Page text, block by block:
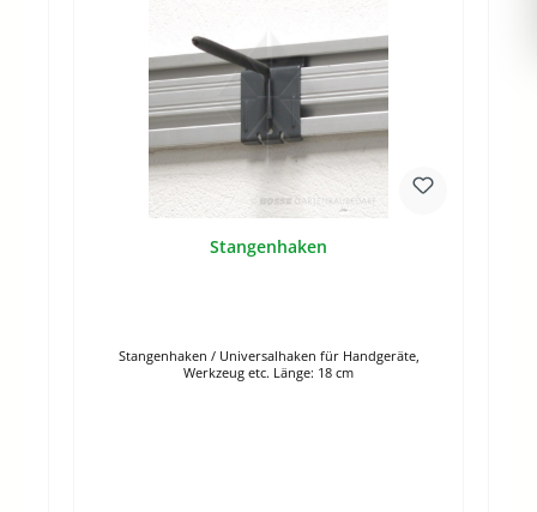
Stangenhaken
Stangenhaken / Universalhaken für Handgeräte,
Werkzeug etc. Länge: 18 cm